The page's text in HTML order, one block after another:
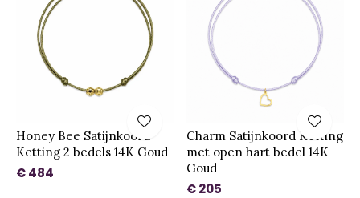
Honey Bee Satijnkoord
Ketting 2 bedels 14K Goud
€ 484
Charm Satijnkoord Ketting
met open hart bedel 14K
Goud
€ 205